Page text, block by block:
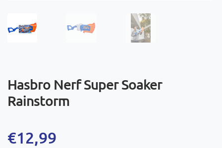
Hasbro Nerf Super Soaker
Rainstorm
€12,99